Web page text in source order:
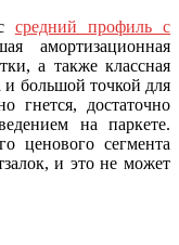
средний профиль с
амортизационная
а также классная
и большой точкой для
гнется, достаточно
на паркете.
ценового сегмента
и это не может